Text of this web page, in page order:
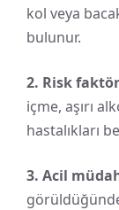
kol veya
bulunur.
2. Risk
içme, aşırı
hastalıkları
3. Acil